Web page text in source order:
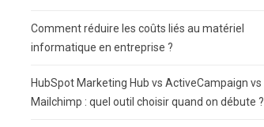
Comment réduire les coûts liés au matériel
informatique en entreprise ?
HubSpot Marketing Hub vs ActiveCampaign vs
Mailchimp : quel outil choisir quand on débute ?